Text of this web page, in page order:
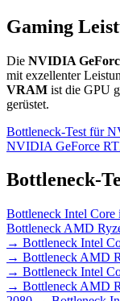
Gaming
Die NVIDIA
mit exzellenter
VRAM ist die GPU
gerüstet.
Bottleneck-Test für
NVIDIA GeForce
Bottleneck-
Bottleneck Intel
Bottleneck AMD
→ Bottleneck Intel
→ Bottleneck AMD
→ Bottleneck Intel
→ Bottleneck AMD